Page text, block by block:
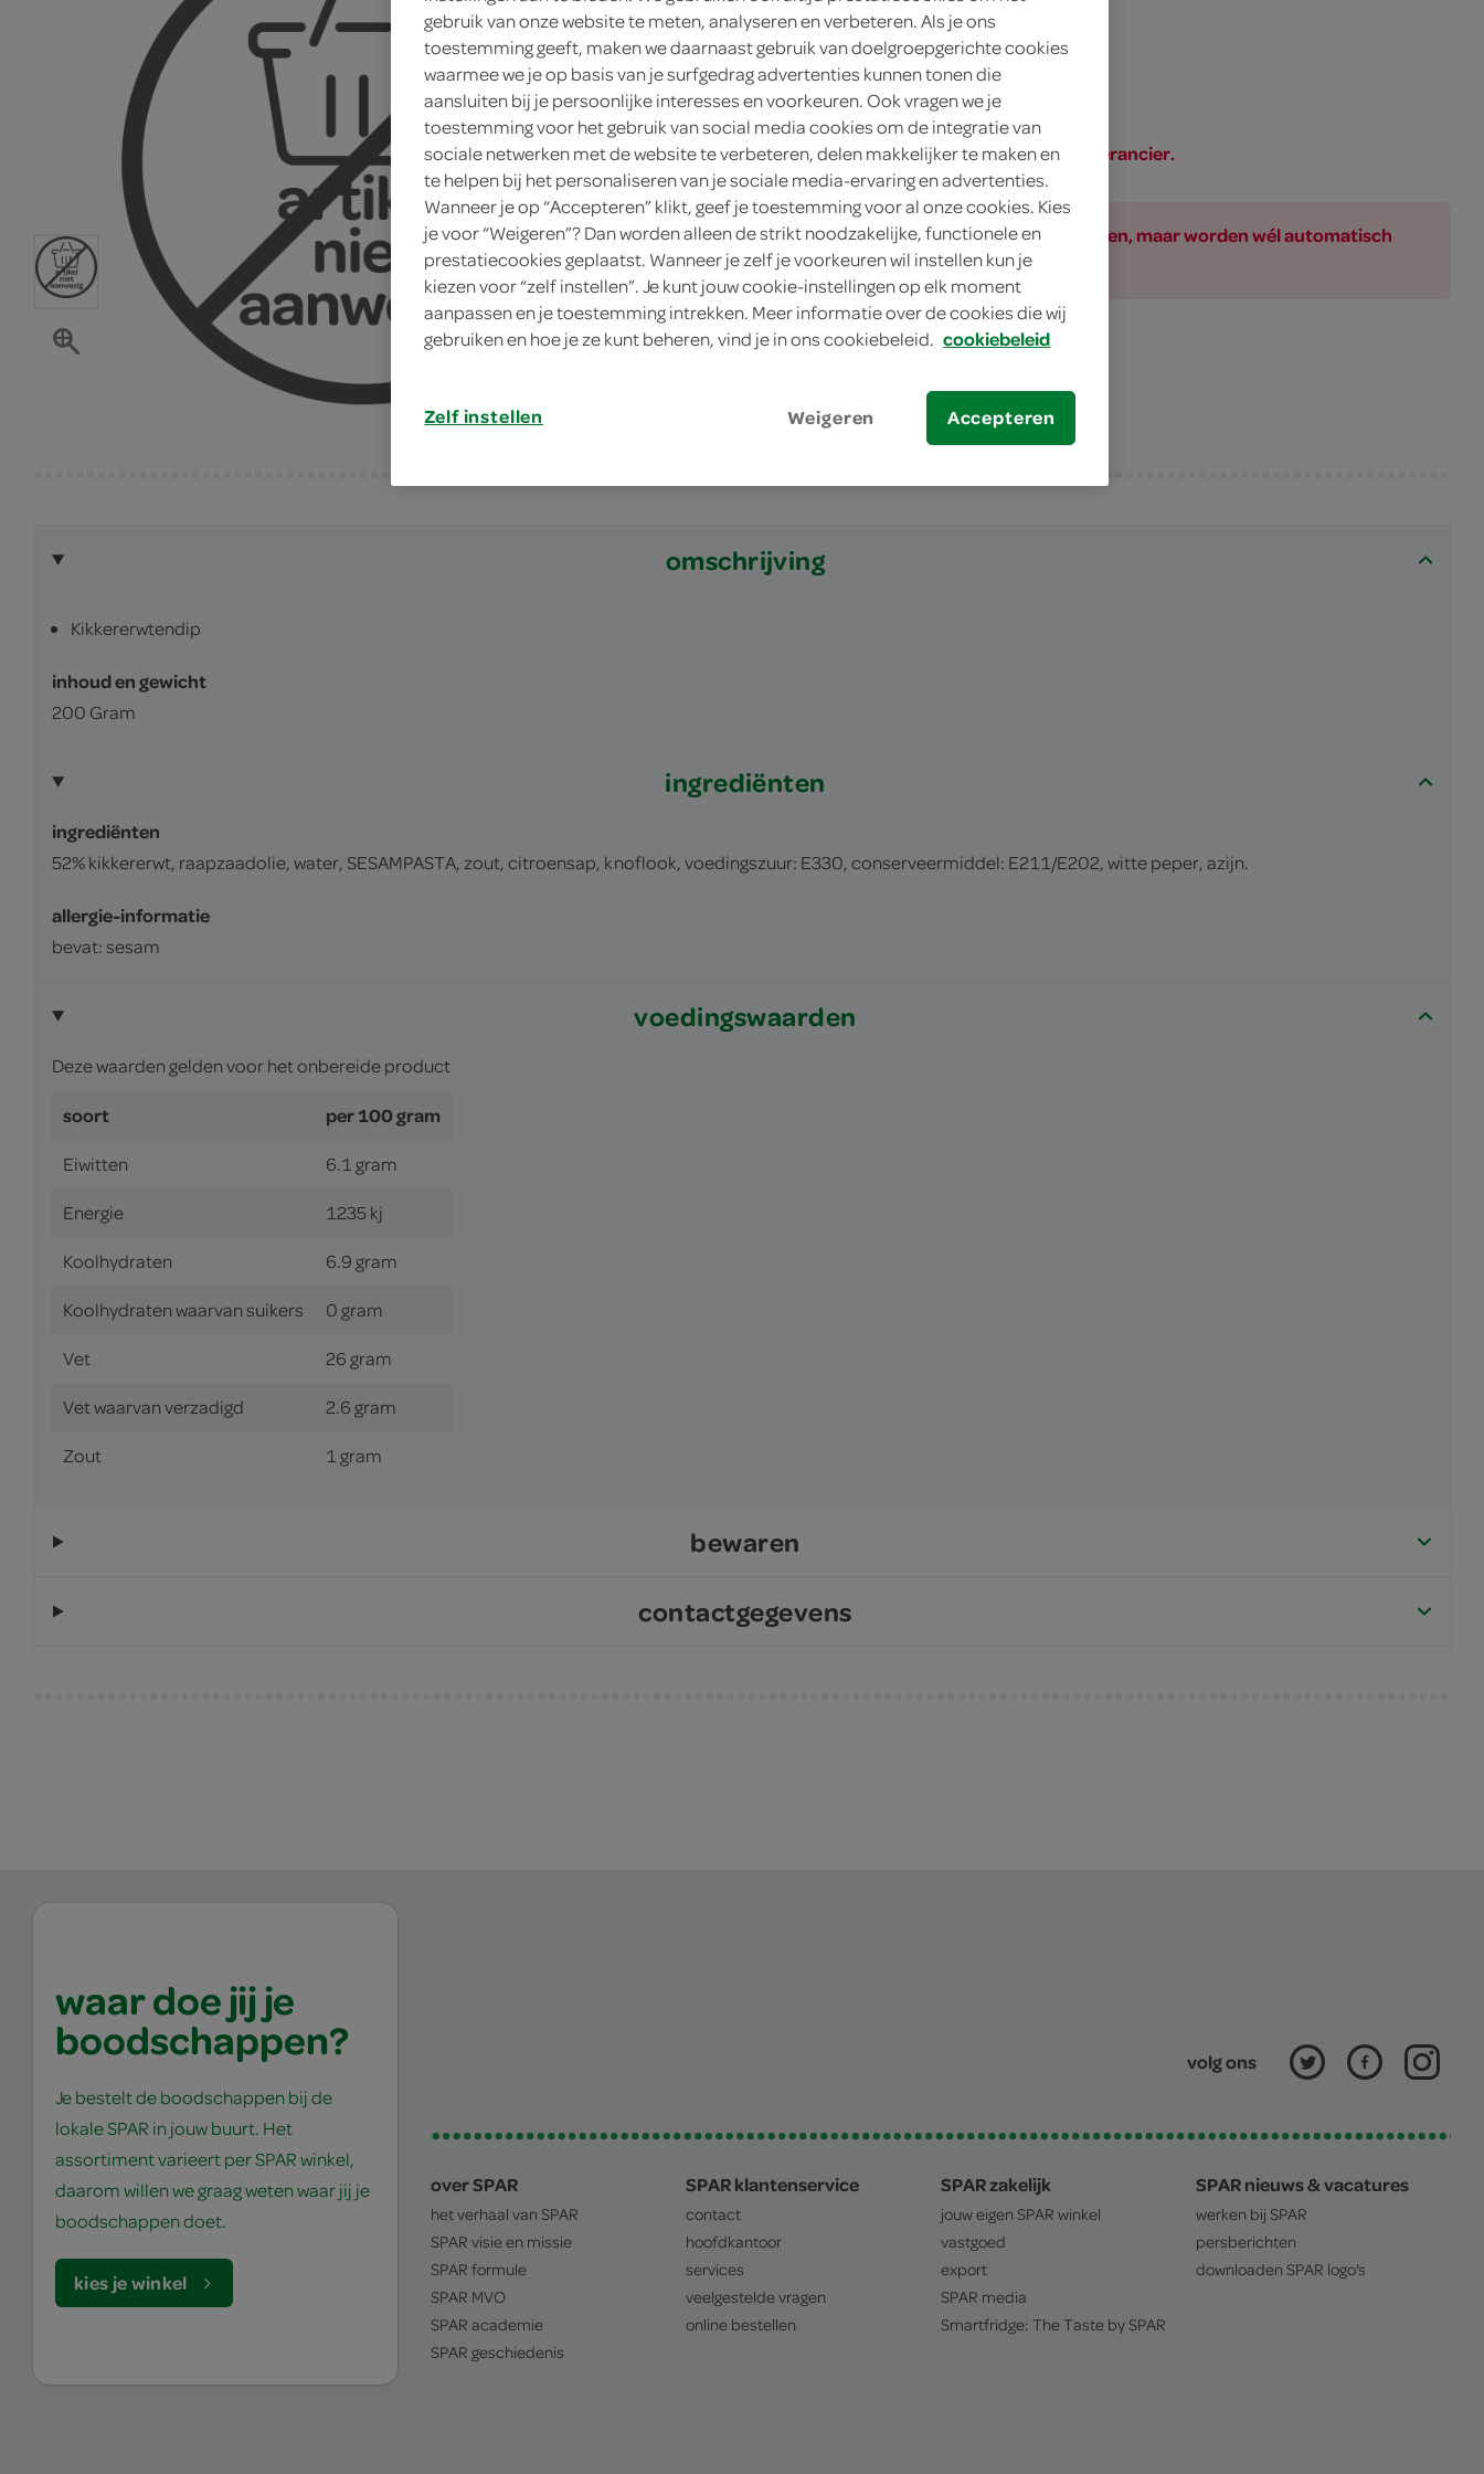
1.
45
200 Gram
Dit product is niet meer leverbaar vanuit SPAR of de leverancier.
Let op: aanbiedingen zijn niet zichtbaar bij de producten, maar worden wél automatisch
verwerkt in de winkelmand.
omschrijving
Kikkererwtendip
inhoud en gewicht
200 Gram
ingrediënten
ingrediënten
52% kikkererwt, raapzaadolie, water, SESAMPASTA, zout, citroensap, knoflook, voedingszuur: E330, conserveermiddel: E211/E202, witte peper, azijn.
allergie-informatie
bevat: sesam
voedingswaarden
Deze waarden gelden voor het onbereide product
soort per 100 gram
Eiwitten 6.1 gram
Energie 1235 kj
Koolhydraten 6.9 gram
Koolhydraten waarvan suikers 0 gram
Vet 26 gram
Vet waarvan verzadigd 2.6 gram
Zout 1 gram
bewaren
contactgegevens
waar doe jij je
boodschappen?
Je bestelt de boodschappen bij de
lokale SPAR in jouw buurt. Het
assortiment varieert per SPAR winkel,
daarom willen we graag weten waar jij je
boodschappen doet.
kies je winkel
volg ons
over SPAR
het verhaal van SPAR
SPAR visie en missie
SPAR formule
SPAR MVO
SPAR academie
SPAR geschiedenis
SPAR klantenservice
contact
hoofdkantoor
services
veelgestelde vragen
online bestellen
SPAR zakelijk
jouw eigen SPAR winkel
vastgoed
export
SPAR media
Smartfridge: The Taste bySPAR
SPAR nieuws & vacatures
werken bij SPAR
persberichten
downloaden SPAR logo's
gebruik van onze website te meten, analyseren en verbeteren. Als je ons
toestemming geeft, maken we daarnaast gebruik van doelgroepgerichte cookies
waarmee we je op basis van je surfgedrag advertenties kunnen tonen die
aansluiten bij je persoonlijke interesses en voorkeuren. Ook vragen we je
toestemming voor het gebruik van social media cookies om de integratie van
sociale netwerken met de website te verbeteren, delen makkelijker te maken en
te helpen bij het personaliseren van je sociale media-ervaring en advertenties.
Wanneer je op “Accepteren” klikt, geef je toestemming voor al onze cookies. Kies
je voor “Weigeren”? Dan worden alleen de strikt noodzakelijke, functionele en
prestatiecookies geplaatst. Wanneer je zelf je voorkeuren wil instellen kun je
kiezen voor “zelf instellen”. Je kunt jouw cookie-instellingen op elk moment
aanpassen en je toestemming intrekken. Meer informatie over de cookies die wij
gebruiken en hoe je ze kunt beheren, vind je in ons cookiebeleid. cookiebeleid
Zelf instellen Weigeren Accepteren